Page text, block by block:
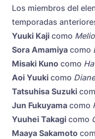
Los miembros del
temporadas
Yuuki Kaji como
Sora Amamiya como
Misaki Kuno como
Aoi Yuuki como Diane
Tatsuhisa Suzuki
Jun Fukuyama como
Yuuhei Takagi como
Maaya Sakamoto